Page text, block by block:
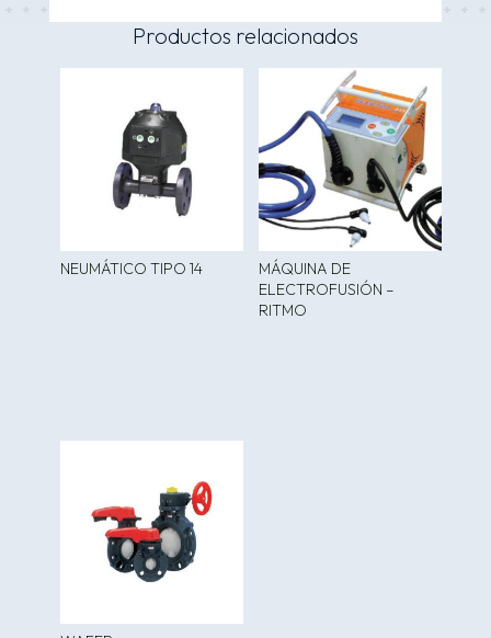
Productos relacionados
NEUMÁTICO TIPO 14
MÁQUINA DE
ELECTROFUSIÓN –
RITMO